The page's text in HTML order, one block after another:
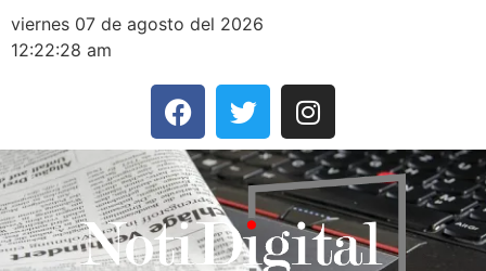
viernes 07 de agosto del 2026
12:22:28 am